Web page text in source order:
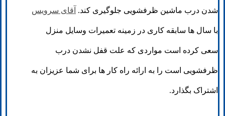
شدن درب ماشین ظرفشویی جلوگیری کند. آقای سرویس
با سال ها سابقه کاری در زمینه تعمیرات وسایل منزل
سعی کرده است مواردی که علت قفل نشدن درب
ظرفشویی است را به ارائه راه کار ها برای شما عزیزان به
اشتراک بگذارد.